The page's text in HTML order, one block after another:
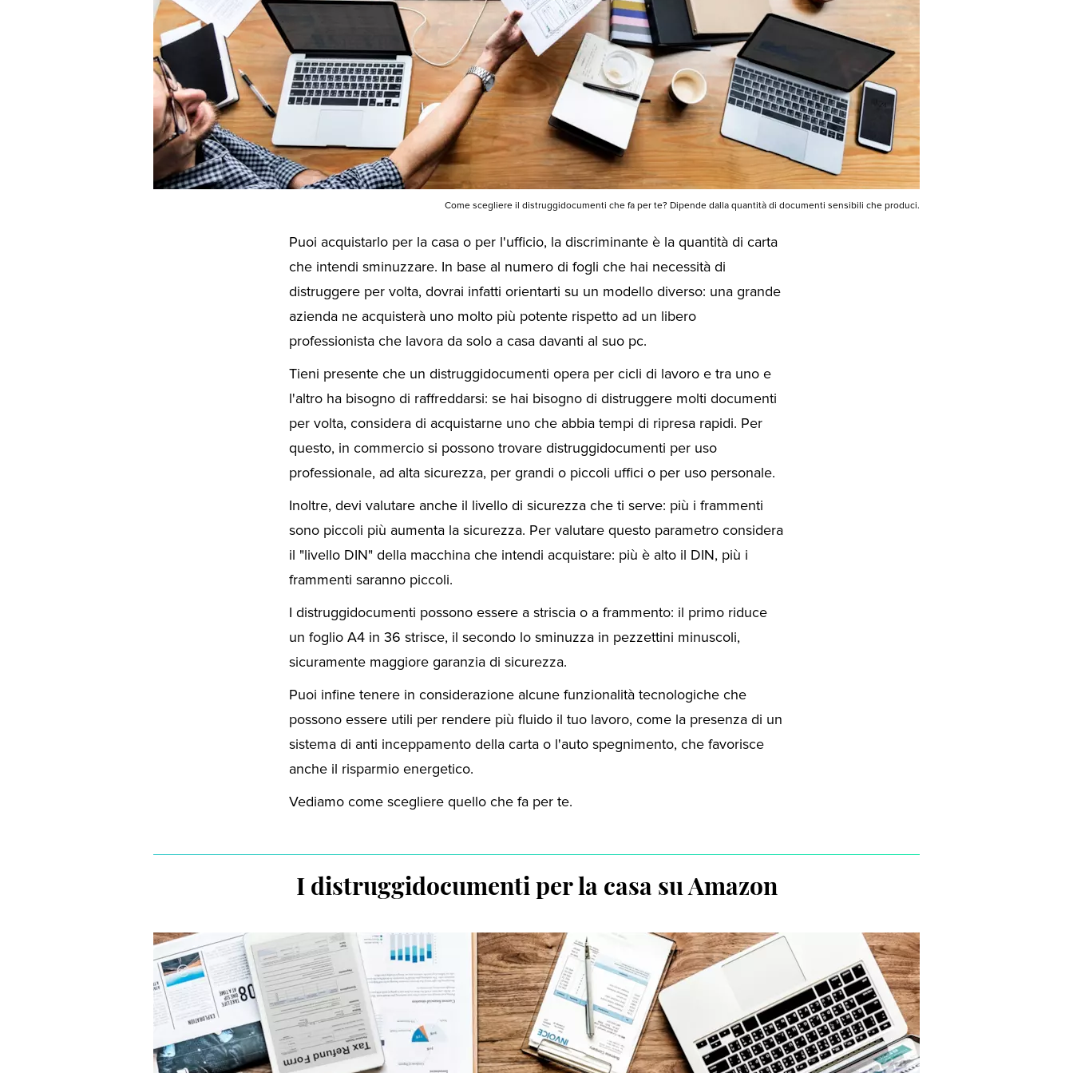
Come scegliere il distruggidocumenti che fa per te? Dipende dalla quantità di documenti sensibili che produci.
Puoi acquistarlo per la casa o per l'ufficio, la discriminante è la quantità di carta
che intendi sminuzzare. In base al numero di fogli che hai necessità di
distruggere per volta, dovrai infatti orientarti su un modello diverso: una grande
azienda ne acquisterà uno molto più potente rispetto ad un libero
professionista che lavora da solo a casa davanti al suo pc.
Tieni presente che un distruggidocumenti opera per cicli di lavoro e tra uno e
l'altro ha bisogno di raffreddarsi: se hai bisogno di distruggere molti documenti
per volta, considera di acquistarne uno che abbia tempi di ripresa rapidi. Per
questo, in commercio si possono trovare distruggidocumenti per uso
professionale, ad alta sicurezza, per grandi o piccoli uffici o per uso personale.
Inoltre, devi valutare anche il livello di sicurezza che ti serve: più i frammenti
sono piccoli più aumenta la sicurezza. Per valutare questo parametro considera
il "livello DIN" della macchina che intendi acquistare: più è alto il DIN, più i
frammenti saranno piccoli.
I distruggidocumenti possono essere a striscia o a frammento: il primo riduce
un foglio A4 in 36 strisce, il secondo lo sminuzza in pezzettini minuscoli,
sicuramente maggiore garanzia di sicurezza.
Puoi infine tenere in considerazione alcune funzionalità tecnologiche che
possono essere utili per rendere più fluido il tuo lavoro, come la presenza di un
sistema di anti inceppamento della carta o l'auto spegnimento, che favorisce
anche il risparmio energetico.
Vediamo come scegliere quello che fa per te.
I distruggidocumenti per la casa su Amazon